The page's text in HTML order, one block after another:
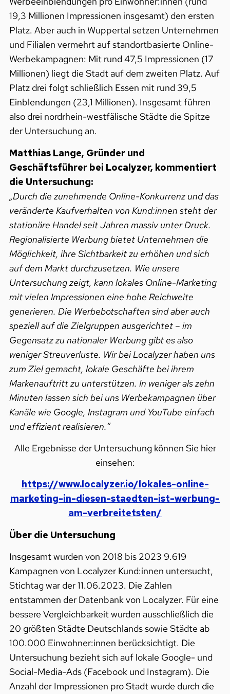
19,3 Millionen Impressionen insgesamt) den ersten
Platz. Aber auch in Wuppertal setzen Unternehmen
und Filialen vermehrt auf standortbasierte Online-
Werbekampagnen: Mit rund 47,5 Impressionen (17
Millionen) liegt die Stadt auf dem zweiten Platz. Auf
Platz drei folgt schließlich Essen mit rund 39,5
Einblendungen (23,1 Millionen). Insgesamt führen
also drei nordrhein-westfälische Städte die Spitze
der Untersuchung an.
Matthias Lange, Gründer und
Geschäftsführer bei Localyzer, kommentiert
die Untersuchung:
„Durch die zunehmende Online-Konkurrenz und das
veränderte Kaufverhalten von Kund:innen steht der
stationäre Handel seit Jahren massiv unter Druck.
Regionalisierte Werbung bietet Unternehmen die
Möglichkeit, ihre Sichtbarkeit zu erhöhen und sich
auf dem Markt durchzusetzen. Wie unsere
Untersuchung zeigt, kann lokales Online-Marketing
mit vielen Impressionen eine hohe Reichweite
generieren. Die Werbebotschaften sind aber auch
speziell auf die Zielgruppen ausgerichtet – im
Gegensatz zu nationaler Werbung gibt es also
weniger Streuverluste. Wir bei Localyzer haben uns
zum Ziel gemacht, lokale Geschäfte bei ihrem
Markenauftritt zu unterstützen. In weniger als zehn
Minuten lassen sich bei uns Werbekampagnen über
Kanäle wie Google, Instagram und YouTube einfach
und effizient realisieren.“
Alle Ergebnisse der Untersuchung können Sie hier
einsehen:
https://www.localyzer.io/lokales-online-
marketing-in-diesen-staedten-ist-werbung-
am-verbreitetsten/
Über die Untersuchung
Insgesamt wurden von 2018 bis 2023 9.619
Kampagnen von Localyzer Kund:innen untersucht,
Stichtag war der 11.06.2023. Die Zahlen
entstammen der Datenbank von Localyzer. Für eine
bessere Vergleichbarkeit wurden ausschließlich die
20 größten Städte Deutschlands sowie Städte ab
100.000 Einwohner:innen berücksichtigt. Die
Untersuchung bezieht sich auf lokale Google- und
Social-Media-Ads (Facebook und Instagram). Die
Anzahl der Impressionen pro Stadt wurde durch die